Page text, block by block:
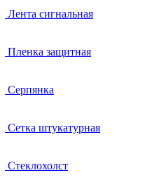
Лента сигнальная
Пленка защитная
Серпянка
Сетка штукатурная
Стеклохолст